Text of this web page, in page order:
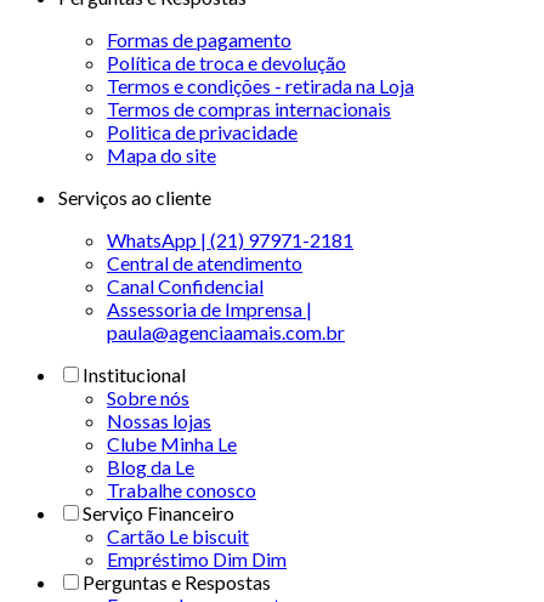
Formas de pagamento
Política de troca e devolução
Termos e condições - retirada na Loja
Termos de compras internacionais
Politica de privacidade
Mapa do site
Serviços ao cliente
WhatsApp | (21) 97971-2181
Central de atendimento
Canal Confidencial
Assessoria de Imprensa |
paula@agenciaamais.com.br
Institucional
Sobre nós
Nossas lojas
Clube Minha Le
Blog da Le
Trabalhe conosco
Serviço Financeiro
Cartão Le biscuit
Empréstimo Dim Dim
Perguntas e Respostas